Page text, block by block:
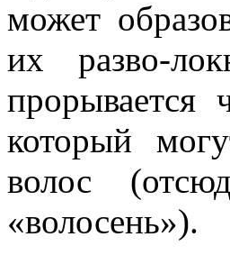
может
их разво-
прорывается
который
волос
«волосень»).